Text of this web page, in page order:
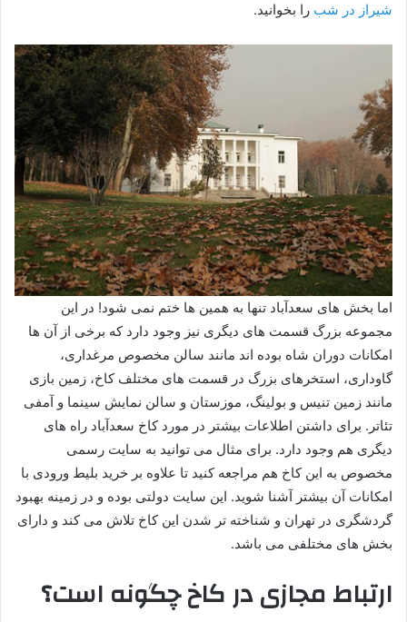
شیراز در شب را بخوانید.
اما بخش های سعدآباد تنها به همین ها ختم نمی شود! در این
مجموعه بزرگ قسمت های دیگری نیز وجود دارد که برخی از آن ها
امکانات دوران شاه بوده اند مانند سالن مخصوص مرغداری،
گاوداری، استخرهای بزرگ در قسمت های مختلف کاخ، زمین بازی
مانند زمین تنیس و بولینگ، موزستان و سالن نمایش سینما و آمفی
تئاتر. برای داشتن اطلاعات بیشتر در مورد کاخ سعدآباد راه های
دیگری هم وجود دارد. برای مثال می توانید به سایت رسمی
مخصوص به این کاخ هم مراجعه کنید تا علاوه بر خرید بلیط ورودی با
امکانات آن بیشتر آشنا شوید. این سایت دولتی بوده و در زمینه بهبود
گردشگری در تهران و شناخته تر شدن این کاخ تلاش می کند و دارای
بخش های مختلفی می باشد.
ارتباط مجازی در کاخ چگونه است؟